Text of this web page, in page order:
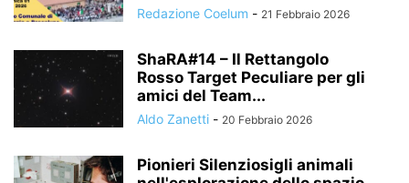
Redazione Coelum - 21 Febbraio 2026
ShaRA#14 – Il Rettangolo
Rosso Target Peculiare per gli
amici del Team...
Aldo Zanetti - 20 Febbraio 2026
Pionieri Silenziosigli animali